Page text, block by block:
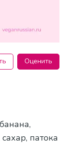
Оценить
патока